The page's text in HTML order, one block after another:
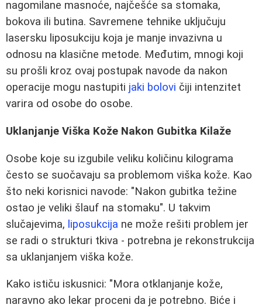
nagomilane masnoće, najčešće sa stomaka,
bokova ili butina. Savremene tehnike uključuju
lasersku liposukciju koja je manje invazivna u
odnosu na klasične metode. Međutim, mnogi koji
su prošli kroz ovaj postupak navode da nakon
operacije mogu nastupiti jaki bolovi čiji intenzitet
varira od osobe do osobe.
Uklanjanje Viška Kože Nakon Gubitka Kilaže
Osobe koje su izgubile veliku količinu kilograma
često se suočavaju sa problemom viška kože. Kao
što neki korisnici navode: "Nakon gubitka težine
ostao je veliki šlauf na stomaku". U takvim
slučajevima, liposukcija ne može rešiti problem jer
se radi o strukturi tkiva - potrebna je rekonstrukcija
sa uklanjanjem viška kože.
Kako ističu iskusnici: "Mora otklanjanje kože,
naravno ako lekar proceni da je potrebno. Biće i